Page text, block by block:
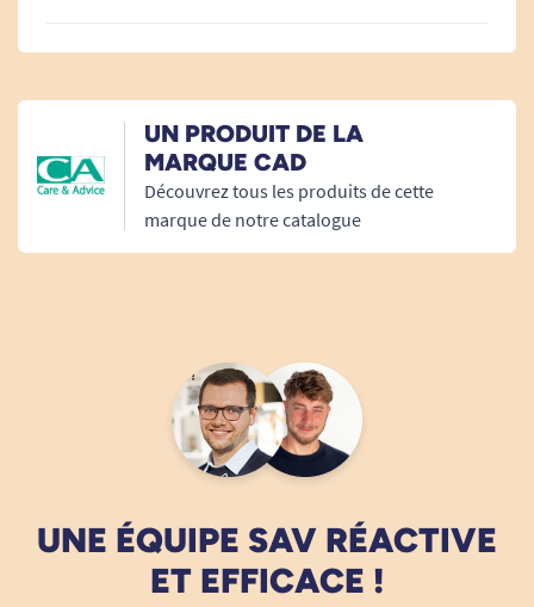
Il existe un taille de masque FFP2 plus petite.
Vous pouvez retrouver tous les produits
complémentaires dansmasque médical.
UN PRODUIT DE LA
MARQUE CAD
Découvrez tous les produits de cette
marque de notre catalogue
UNE ÉQUIPE SAV RÉACTIVE
ET EFFICACE !